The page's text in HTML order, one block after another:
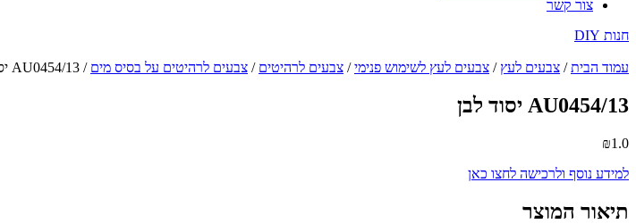
צור קשר
חנות DIY
עמוד הבית/ צבעים לעץ / צבעים לעץ לשימוש פנימי/ צבעים לרהיטים / צבעים לרהיטים על בסיס מים / AU0454/13 יסוד לבן
AU0454/13 יסוד לבן
₪1.0
למידע נוסף ולרכישה לחצו כאן
תיאור המוצר